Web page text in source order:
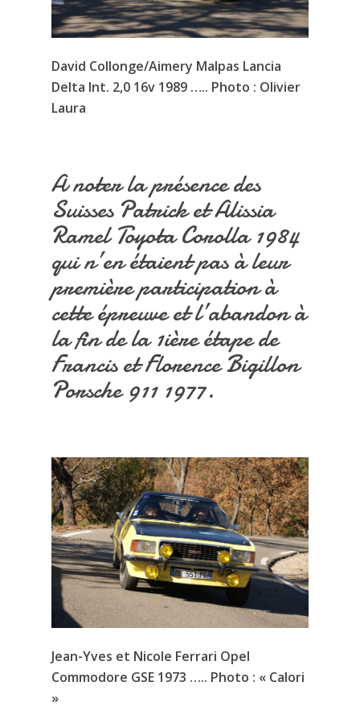
David Collonge/Aimery Malpas Lancia
Delta Int. 2,0 16v 1989 ….. Photo : Olivier
Laura
A noter la présence des
Suisses Patrick et Alissia
Ramel Toyota Corolla 1984
qui n’en étaient pas à leur
première participation à
cette épreuve et l’abandon à
la fin de la 1ière étape de
Francis et Florence Bigillon
Porsche 911 1977.
Jean-Yves et Nicole Ferrari Opel
Commodore GSE 1973 ….. Photo : « Calori
»